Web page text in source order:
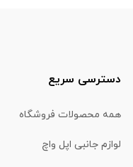
دسترسی سریع
همه محصولات فروشگاه
لوازم جانبی اپل واچ